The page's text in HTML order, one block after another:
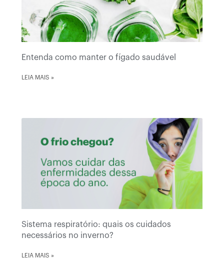
Entenda como manter o fígado saudável
LEIA MAIS »
Sistema respiratório: quais os cuidados
necessários no inverno?
LEIA MAIS »